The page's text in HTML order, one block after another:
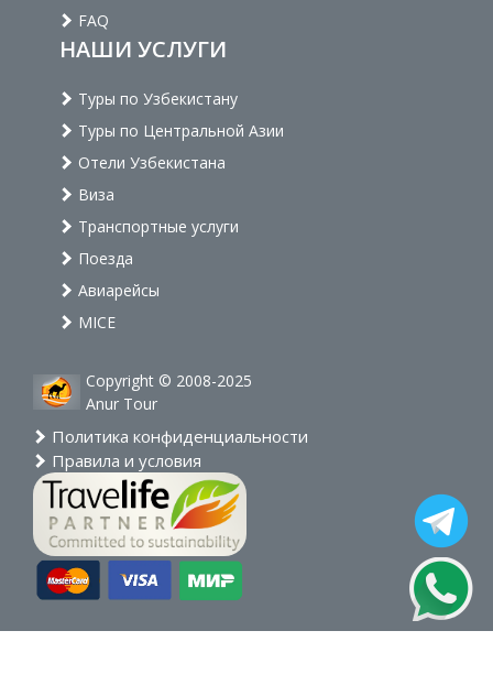
FAQ
НАШИ УСЛУГИ
Туры по Узбекистану
Туры по Центральной Азии
Отели Узбекистана
Виза
Транспортные услуги
Поезда
Авиарейсы
MICE
Copyright © 2008-2025
Anur Tour
Политика конфиденциальности
Правила и условия